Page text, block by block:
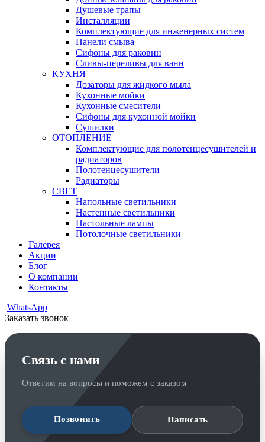
Душевые трапы
Инсталляции
Комплектующие для инженерных систем
Панели смыва
Сифоны для раковин
Сливы-переливы для ванн
КУХНЯ
Дозаторы для жидкого мыла
Кухонные мойки
Кухонные смесители
Сифоны для кухонной мойки
Сушилки
ОТОПЛЕНИЕ
Комплектующие для полотенцесушителей и
радиаторов
Полотенцесушители
Радиаторы
СВЕТ
Напольные светильники
Настенные светильники
Настольные лампы
Потолочные светильники
Галерея
Акции
Блог
О компании
Контакты
WhatsApp
Заказать звонок
Связь с нами
Ответим на вопросы и поможем с заказом
Позвонить Написать